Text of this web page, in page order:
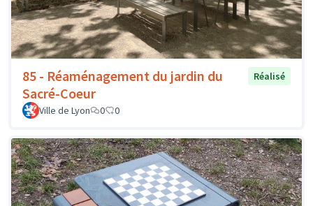
85 - Réaménagement du jardin du
Sacré-Coeur
Réalisé
Ville de Lyon 0 0